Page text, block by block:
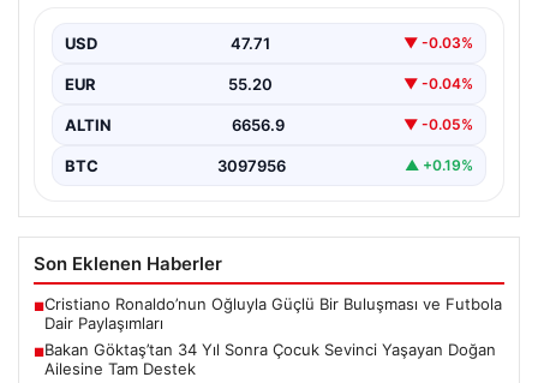
Aile ve Sosyal Hizmetler Bakanı Mahinur Özdemir
USD 47.71 ▼ -0.03%
EUR 55.20 ▼ -0.04%
ALTIN 6656.9 ▼ -0.05%
BTC 3097956 ▲ +0.19%
Son Eklenen Haberler
■Cristiano Ronaldo’nun Oğluyla Güçlü Bir Buluşması ve Futbola
Dair Paylaşımları
■Bakan Göktaş’tan 34 Yıl Sonra Çocuk Sevinci Yaşayan Doğan
Ailesine Tam Destek